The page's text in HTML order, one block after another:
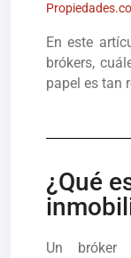
En este
brókers,
papel es tan
¿Qué
Un bróker